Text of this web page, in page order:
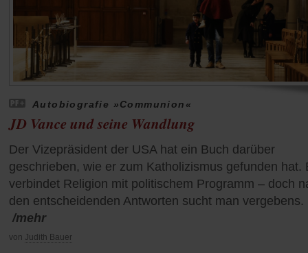
Autobiografie »Communion«
JD Vance und seine Wandlung
Der Vizepräsident der USA hat ein Buch darüber
geschrieben, wie er zum Katholizismus gefunden hat.
verbindet Religion mit politischem Programm – doch
den entscheidenden Antworten sucht man vergebens.
/mehr
von Judith Bauer